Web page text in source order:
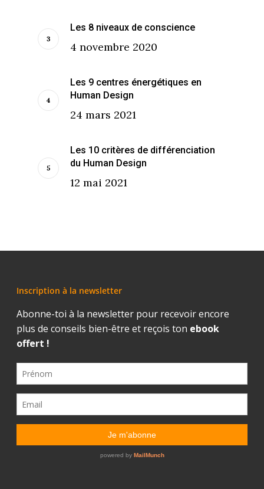
Les 8 niveaux de conscience
4 novembre 2020
Les 9 centres énergétiques en
Human Design
24 mars 2021
Les 10 critères de différenciation
du Human Design
12 mai 2021
Inscription à la newsletter